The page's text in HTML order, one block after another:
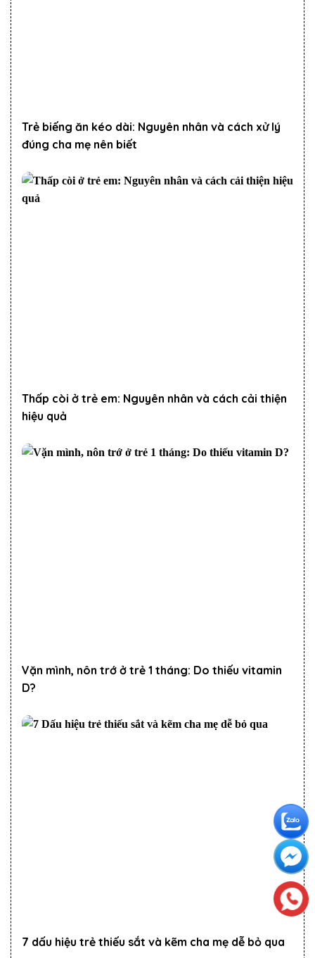
Trẻ biếng ăn kéo dài: Nguyên nhân và cách xử lý
đúng cha mẹ nên biết
Thấp còi ở trẻ em: Nguyên nhân và cách cải thiện
hiệu quả
Vặn mình, nôn trớ ở trẻ 1 tháng: Do thiếu vitamin
D?
7 dấu hiệu trẻ thiếu sắt và kẽm cha mẹ dễ bỏ qua